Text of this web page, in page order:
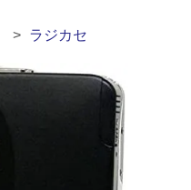
ラジカセ